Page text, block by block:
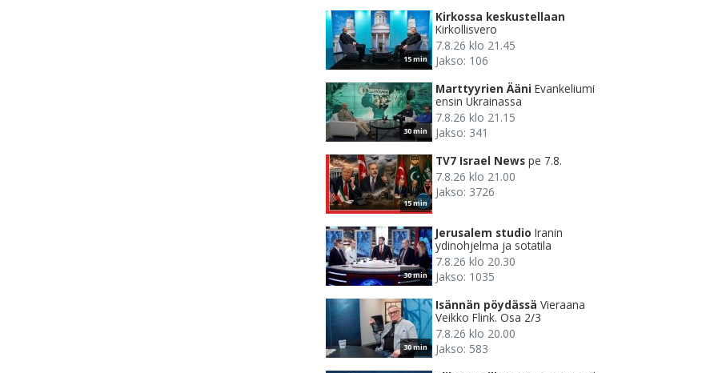
15 min
Kirkossa keskustellaan
Kirkollisvero
7.8.26 klo 21.45
Jakso: 106
30 min
Marttyyrien Ääni Evankeliumi
ensin Ukrainassa
7.8.26 klo 21.15
Jakso: 341
15 min
TV7 Israel News pe 7.8.
7.8.26 klo 21.00
Jakso: 3726
30 min
Jerusalem studio Iranin
ydinohjelma ja sotatila
7.8.26 klo 20.30
Jakso: 1035
30 min
Isännän pöydässä Vieraana
Veikko Flink. Osa 2/3
7.8.26 klo 20.00
Jakso: 583